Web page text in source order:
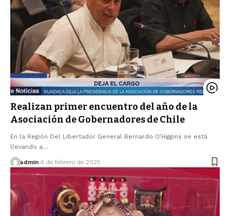
Realizan primer encuentro del año de la
Asociación de Gobernadores de Chile
En la Región Del Libertador General Bernardo O’Higgins se está
llevando a…
admin 4 de febrero de 2025